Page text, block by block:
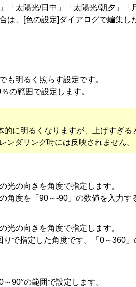
「太陽光/日中」「太陽光/朝夕」「
は、[色の設定]ダイアログで編集し
も明るく照らす設定です。
の範囲で設定します。
的に明るくなりますが、上げすぎる
ンダリング時には反映されません。
光の向きを角度で指定します。
角度を「90～-90」の数値を入力す
光の向きを角度で指定します。
で指定した角度です。「0～360
90°の範囲で設定します。